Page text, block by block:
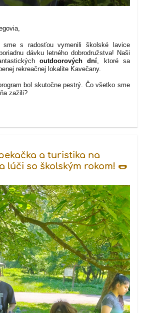
sme s radosťou vymenili školské lavice
dávku letného dobrodružstva! Naši
outdoorových dní , ktoré sa
rekreačnej lokalite Kavečany.
bol skutočne pestrý. Čo všetko sme
zažili?
a turistika na
lúči so školským rokom! 🌭